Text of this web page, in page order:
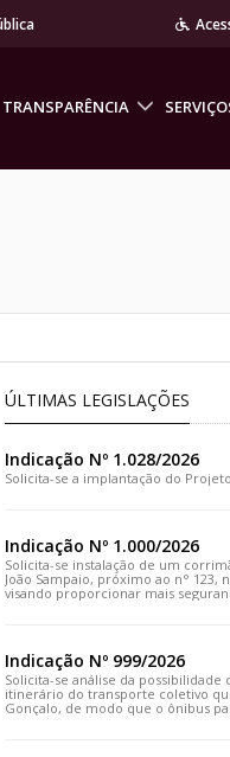
TRANSPARÊNCIA
ÚLTIMAS LEGISLAÇÕES
Indicação Nº 1.028/2026
Solicita-se a implantação do
Indicação Nº 1.000/2026
Solicita-se instalação de um
João Sampaio, próximo ao n° 123,
visando proporcionar mais
transitam pelo local
Indicação Nº 999/2026
Solicita-se análise da possibilidade
itinerário do transporte coletivo
Gonçalo, de modo que o ônibus
Gonçalo, desça pela Travessa São